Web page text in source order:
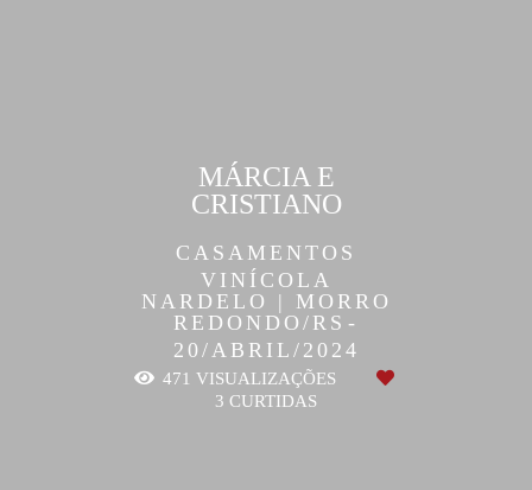
CASAMENTOS
VINÍCOLA
NARDELO | MORRO
REDONDO/RS
20/ABRIL/2024
MÁRCIA E
CRISTIANO
471 VISUALIZAÇÕES
3 CURTIDAS